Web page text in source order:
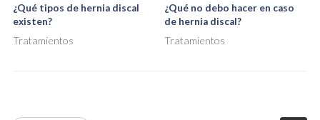
¿Qué tipos de hernia discal
existen?
Tratamientos
¿Qué no debo hacer en caso
de hernia discal?
Tratamientos